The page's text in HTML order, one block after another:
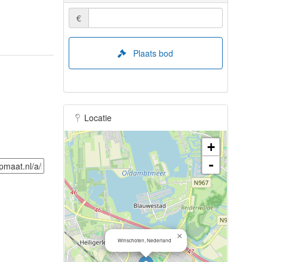
€
Plaats bod
Locatie
Winschoten, Nederland ×
+
-